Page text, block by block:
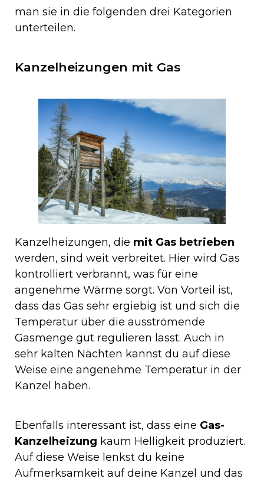
man sie in die folgenden drei Kategorien
unterteilen.
Kanzelheizungen mit Gas
Kanzelheizungen, die mit Gas betrieben
werden, sind weit verbreitet. Hier wird Gas
kontrolliert verbrannt, was für eine
angenehme Wärme sorgt. Von Vorteil ist,
dass das Gas sehr ergiebig ist und sich die
Temperatur über die ausströmende
Gasmenge gut regulieren lässt. Auch in
sehr kalten Nächten kannst du auf diese
Weise eine angenehme Temperatur in der
Kanzel haben.
Ebenfalls interessant ist, dass eine Gas-
Kanzelheizung kaum Helligkeit produziert.
Auf diese Weise lenkst du keine
Aufmerksamkeit auf deine Kanzel und das